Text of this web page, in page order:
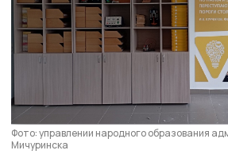
Фото: управлении народного образования
Мичуринска